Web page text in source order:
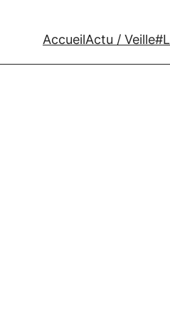
AccueilActu / Veille